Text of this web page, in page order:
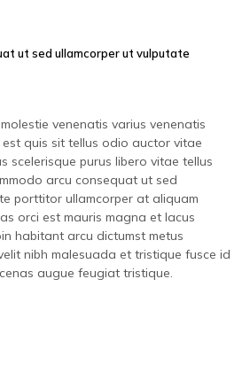
ut sed ullamcorper ut vulputate
venenatis varius venenatis
quis sit tellus odio auctor vitae
scelerisque purus libero vitae tellus
arcu consequat ut sed
porttitor ullamcorper at aliquam
orci est mauris magna et lacus
habitant arcu dictumst metus
nibh malesuada et tristique fusce id
augue feugiat tristique.